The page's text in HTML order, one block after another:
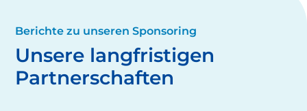
Unsere langfristigen
Partnerschaften
Berichte zu unseren Sponsoring